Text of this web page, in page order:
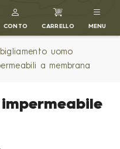
CONTO CARRELLO MENU
uomo
a membrana
impermeabile